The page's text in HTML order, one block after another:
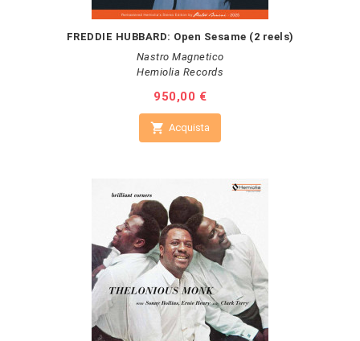
FREDDIE HUBBARD: Open Sesame (2 reels)
Nastro Magnetico
Hemiolia Records
Prezzo
950,00 €
 Acquista